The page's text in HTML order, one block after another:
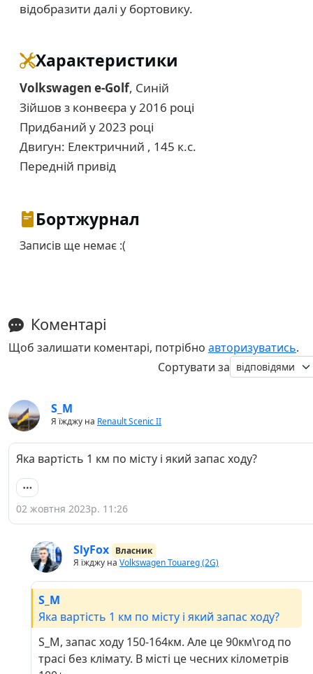
відобразити далі у бортовику.
Характеристики
Volkswagen e-Golf, Синій
Зійшов з конвеєра у 2016 році
Придбаний у 2023 році
Двигун: Електричний , 145 к.с.
Передній привід
Бортжурнал
Записів ще немає :(
Коментарі
Щоб залишати коментарі, потрібно авторизуватись.
Сортувати за
S_M
Я їжджу на Renault Scenic II
Яка вартість 1 км по місту і який запас ходу?
02 жовтня 2023р. 11:26
SlyFox Власник
Я їжджу на Volkswagen Touareg (2G)
S_M
Яка вартість 1 км по місту і який запас ходу?
S_M, запас ходу 150-164км. Але це 90км\год по
трасі без клімату. В місті це чесних кілометрів